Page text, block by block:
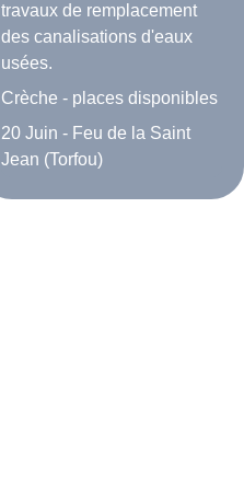
travaux de remplacement
des canalisations d'eaux
usées.
Crèche - places disponibles
20 Juin - Feu de la Saint
Jean (Torfou)